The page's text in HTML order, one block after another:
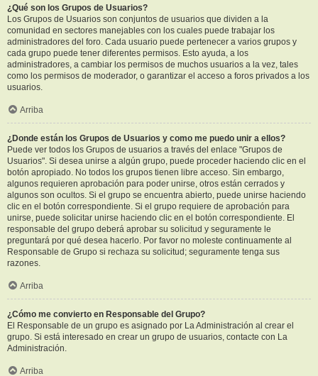
¿Qué son los Grupos de Usuarios?
Los Grupos de Usuarios son conjuntos de usuarios que dividen a la
comunidad en sectores manejables con los cuales puede trabajar los
administradores del foro. Cada usuario puede pertenecer a varios grupos y
cada grupo puede tener diferentes permisos. Esto ayuda, a los
administradores, a cambiar los permisos de muchos usuarios a la vez, tales
como los permisos de moderador, o garantizar el acceso a foros privados a los
usuarios.
Arriba
¿Donde están los Grupos de Usuarios y como me puedo unir a ellos?
Puede ver todos los Grupos de usuarios a través del enlace "Grupos de
Usuarios". Si desea unirse a algún grupo, puede proceder haciendo clic en el
botón apropiado. No todos los grupos tienen libre acceso. Sin embargo,
algunos requieren aprobación para poder unirse, otros están cerrados y
algunos son ocultos. Si el grupo se encuentra abierto, puede unirse haciendo
clic en el botón correspondiente. Si el grupo requiere de aprobación para
unirse, puede solicitar unirse haciendo clic en el botón correspondiente. El
responsable del grupo deberá aprobar su solicitud y seguramente le
preguntará por qué desea hacerlo. Por favor no moleste continuamente al
Responsable de Grupo si rechaza su solicitud; seguramente tenga sus
razones.
Arriba
¿Cómo me convierto en Responsable del Grupo?
El Responsable de un grupo es asignado por La Administración al crear el
grupo. Si está interesado en crear un grupo de usuarios, contacte con La
Administración.
Arriba